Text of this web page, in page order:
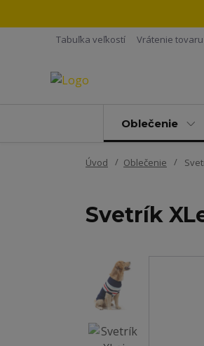
Tabuľka veľkostí Vrátenie tovaru
Oblečenie
Úvod Oblečenie
Svetrík